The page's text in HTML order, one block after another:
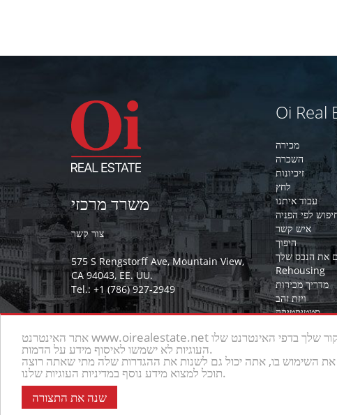
העוגיות לא ישמשו לאיסוף מידע על הדמות.
תוכל למצוא מידע נוסף במדיניות העוגיות שלנו.
שנה את התצורה
משרד מרכזי
צור קשר
575 S Rengstorff Ave, Mountain View,
CA 94043, EE. UU.
Tel.: +1 (786) 927-2949
ראה הכל
© 2026 אוי REALTOR. כל הזכויות שמורות
הודעה משפטית -תנאים והגבלות
Oi Real
מכירה
השכרה
זיכיונות
לחץ
עבוד איתנו
לפי הפניה
איש קשר
היפוך
את הנכס שלך
Rehousing
מדריך מכירות
ויזת זהב
סטטיסטיקה